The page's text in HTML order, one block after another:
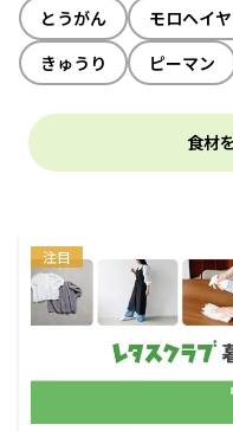
とうがん モロヘイヤ
きゅうり
ピーマン
食材
注目